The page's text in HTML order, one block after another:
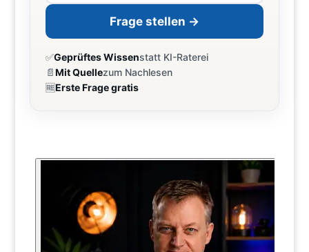
Frage stellen →
✅Geprüftes Wissenstatt KI-Raterei
📄Mit Quellezum Nachlesen
🆓Erste Frage gratis